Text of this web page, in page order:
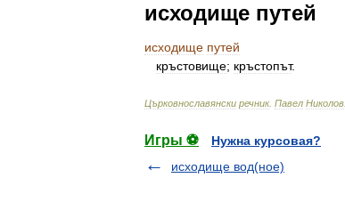
исходище путей
исходище путей
кръстовище; кръстопът.
Църковнославянски речник. Павел Николов
Игры ⚽
Нужна курсовая?
исходище вод(ное)